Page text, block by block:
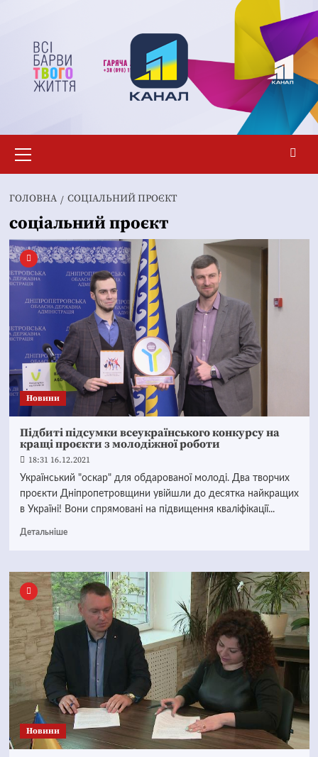
вмісту
меню
ГОЛОВНА СОЦІАЛЬНИЙ ПРОЄКТ
соціальний проєкт
Новини
Підбиті підсумки всеукраїнського конкурсу на
кращі проєкти з молодіжної роботи
18:31 16.12.2021
Український "оскар" для обдарованої молоді. Два творчих
проєкти Дніпропетровщини увійшли до десятка найкращих
в Україні! Вони спрямовані на підвищення кваліфікації...
Детальніше
Новини